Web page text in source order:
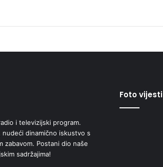
i televizijski program.
nudeći dinamično iskustvo s
zabavom. Postani dio naše
sadržajima!
Foto vijesti